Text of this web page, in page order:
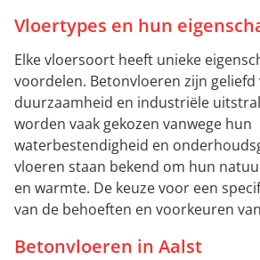
Vloertypes en hun
Elke vloersoort heeft unieke
voordelen. Betonvloeren zijn geliefd
duurzaamheid en industriële
worden vaak gekozen vanwege hun
waterbestendigheid en
vloeren staan bekend om hun
en warmte. De keuze voor een
van de behoeften en voorkeuren
Betonvloeren in Aalst